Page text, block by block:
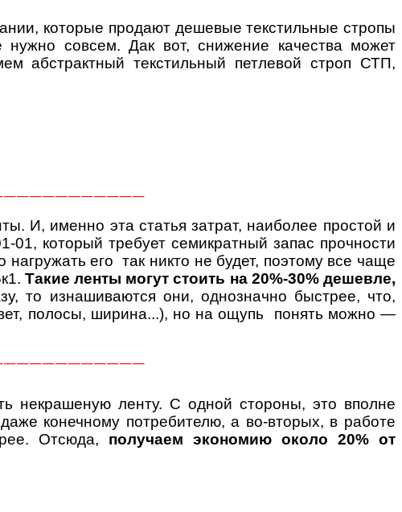
которые продают дешевые текстильные стропы
совсем. Дак вот, снижение качества может
абстрактный текстильный петлевой строп СТП,
И, именно эта статья затрат, наиболее простой и
который требует семикратный запас прочности
его так никто не будет, поэтому все чаще
Такие ленты могут стоить на 20%-30% дешевле,
то изнашиваются они, однозначно быстрее, что,
полосы, ширина...), но на ощупь понять можно —
некрашеную ленту. С одной стороны, это вполне
конечному потребителю, а во-вторых, в работе
Отсюда, получаем экономию около 20% от